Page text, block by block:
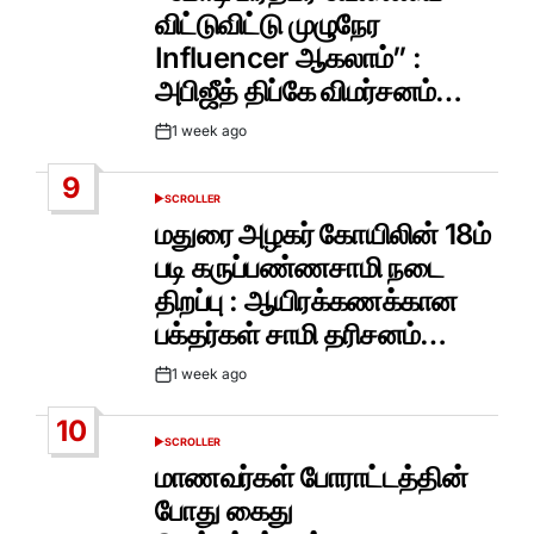
விட்டுவிட்டு முழுநேர
Influencer ஆகலாம்” :
அபிஜீத் திப்கே விமர்சனம்…
Post1 week ago
9
POSTED
SCROLLER
மதுரை அழகர் கோயிலின் 18ம்
படி கருப்பண்ணசாமி நடை
திறப்பு : ஆயிரக்கணக்கான
பக்தர்கள் சாமி தரிசனம்…
Post1 week ago
10
POSTED
SCROLLER
மாணவர்கள் போராட்டத்தின்
போது கைது